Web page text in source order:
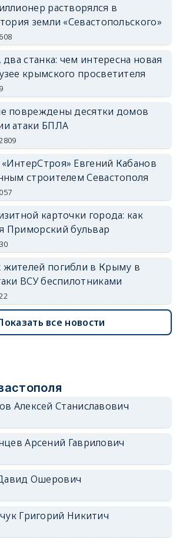
растворялся в
земли «Севастопольского»
станка: чем интересна новая
крымского просветителя
повреждены десятки домов
атаки БПЛА
Евгений Кабанов
строителем Севастополя
карточки города: как
Приморский бульвар
погибли в Крыму в
ВСУ беспилотниками
все новости
Алексей Станиславович
Арсений Гаврилович
Ошерович
Григорий Никитич